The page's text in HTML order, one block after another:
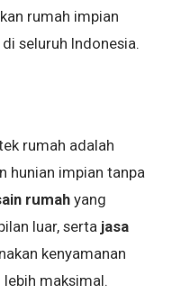
rumah impian
seluruh Indonesia.
rumah adalah
hunian impian tanpa
rumahyang
luar, serta jasa
kenyamanan
lebih maksimal.